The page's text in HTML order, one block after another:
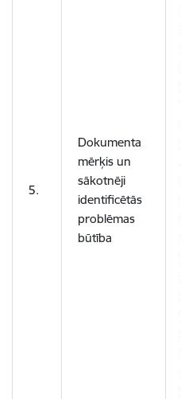
5.
Dokumenta
mērķis un
sākotnēji
identificētās
problēmas
būtība